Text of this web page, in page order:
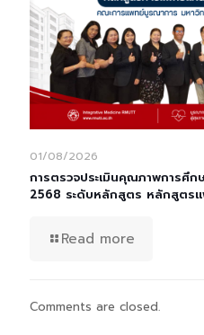
01/08/2026
การตรวจประเมินคุณภาพการศึก
2568 ระดับหลักสูตร หลักสูตร
Read more
Comments are closed.